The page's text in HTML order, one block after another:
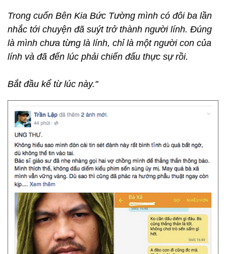
Trong cuốn Bên Kia Bức Tường mình có đôi ba lần
nhắc tới chuyện đã suýt trở thành người lính. Đúng
là mình chưa từng là lính, chỉ là một người con của
lính và đã đến lúc phải chiến đấu thực sự rồi.
Bắt đầu kể từ lúc này."